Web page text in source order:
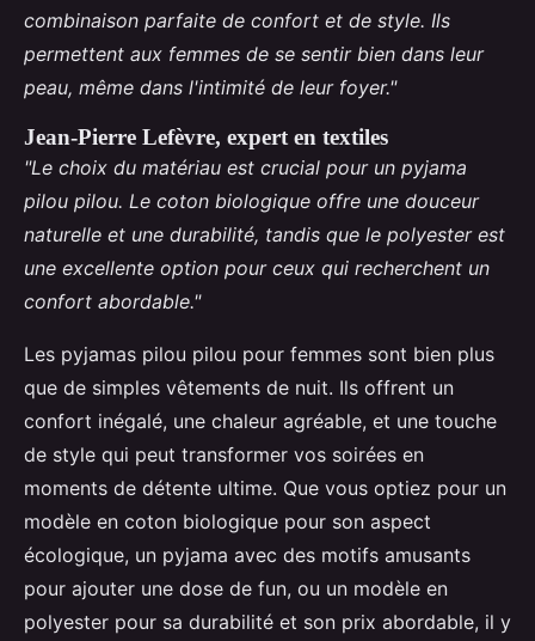
combinaison parfaite de confort et de style. Ils
permettent aux femmes de se sentir bien dans leur
peau, même dans l'intimité de leur foyer."
Jean-Pierre Lefèvre, expert en textiles
"Le choix du matériau est crucial pour un pyjama
pilou pilou. Le coton biologique offre une douceur
naturelle et une durabilité, tandis que le polyester est
une excellente option pour ceux qui recherchent un
confort abordable."
Les pyjamas pilou pilou pour femmes sont bien plus
que de simples vêtements de nuit. Ils offrent un
confort inégalé, une chaleur agréable, et une touche
de style qui peut transformer vos soirées en
moments de détente ultime. Que vous optiez pour un
modèle en coton biologique pour son aspect
écologique, un pyjama avec des motifs amusants
pour ajouter une dose de fun, ou un modèle en
polyester pour sa durabilité et son prix abordable, il y